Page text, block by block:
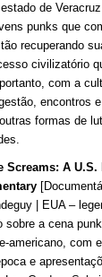
de
punks que
recuperando
civilizatório
com a
encontros
formas de
Screams: A
sobre a cena
americano, com
e